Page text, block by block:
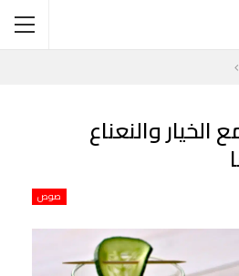
والنعناع
صوص